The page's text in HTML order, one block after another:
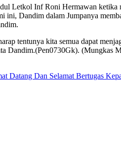
Letkol Inf Roni Hermawan ketika
ini, Dandim dalam Jumpanya
tentunya kita semua dapat
Dandim.(Pen0730Gk). (Mungkas
Datang Dan Selamat Bertugas